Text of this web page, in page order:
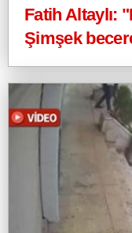
Fatih Altaylı:
Şimşek